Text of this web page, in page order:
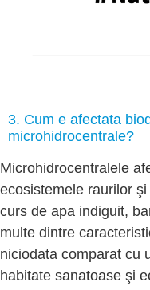
3. Cum e afectata
microhidrocentrale?
Microhidrocentralele
ecosistemele raurilor
curs de apa indiguit,
multe dintre
niciodata comparat cu
habitate sanatoase şi